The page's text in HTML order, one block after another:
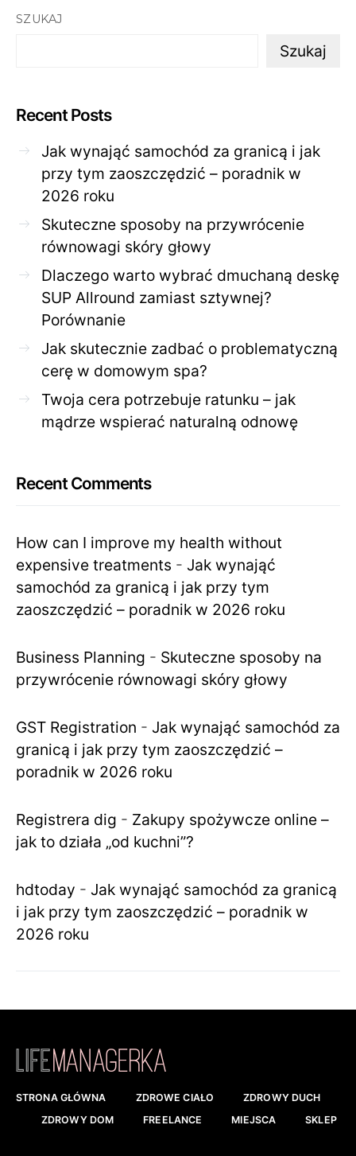
SZUKAJ
Szukaj
Recent Posts
Jak wynająć samochód za granicą i jak
przy tym zaoszczędzić – poradnik w
2026 roku
Skuteczne sposoby na przywrócenie
równowagi skóry głowy
Dlaczego warto wybrać dmuchaną deskę
SUP Allround zamiast sztywnej?
Porównanie
Jak skutecznie zadbać o problematyczną
cerę w domowym spa?
Twoja cera potrzebuje ratunku – jak
mądrze wspierać naturalną odnowę
Recent Comments
How can I improve my health without
expensive treatments - Jak wynająć
samochód za granicą i jak przy tym
zaoszczędzić – poradnik w 2026 roku
Business Planning - Skuteczne sposoby na
przywrócenie równowagi skóry głowy
GST Registration - Jak wynająć samochód za
granicą i jak przy tym zaoszczędzić –
poradnik w 2026 roku
Registrera dig - Zakupy spożywcze online –
jak to działa „od kuchni”?
hdtoday - Jak wynająć samochód za granicą
i jak przy tym zaoszczędzić – poradnik w
2026 roku
STRONA GŁÓWNA ZDROWE CIAŁO
ZDROWY DUCH
ZDROWY DOM
FREELANCE MIEJSCA SKLEP